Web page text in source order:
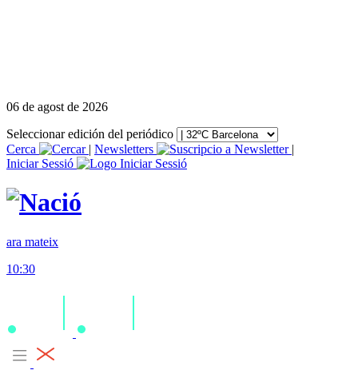
06 de agost de 2026
Seleccionar edición del periódico
Cerca
| Newsletters
|
Iniciar Sessió
ara mateix
10:30